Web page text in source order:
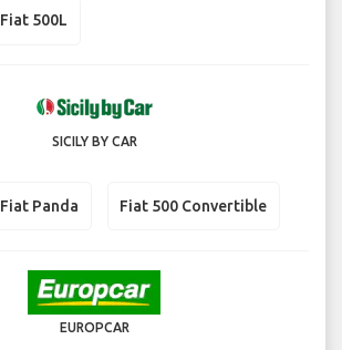
Fiat 500L
SICILY BY CAR
Fiat Panda Fiat 500 Convertible
EUROPCAR